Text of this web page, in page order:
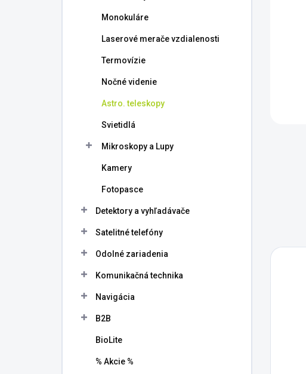
Monokuláre
Laserové merače vzdialenosti
Termovízie
Nočné videnie
Astro. teleskopy
Svietidlá
Mikroskopy a Lupy
Kamery
Fotopasce
Detektory a vyhľadávače
Satelitné telefóny
Odolné zariadenia
Komunikačná technika
Navigácia
B2B
BioLite
% Akcie %